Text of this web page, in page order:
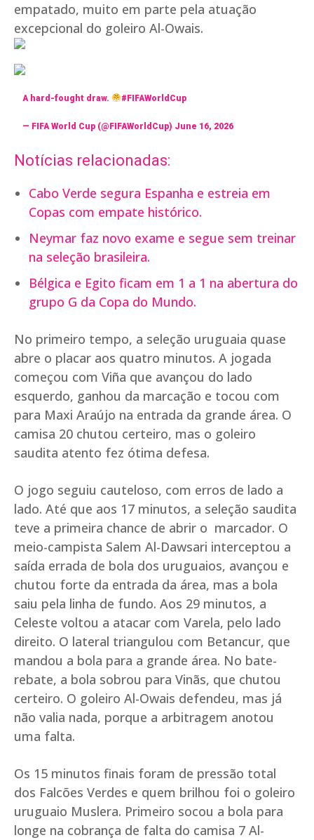
empatado, muito em parte pela atuação
excepcional do goleiro Al-Owais.
A hard-fought draw. #FIFAWorldCup
— FIFA World Cup (@FIFAWorldCup) June 16, 2026
Notícias relacionadas:
Cabo Verde segura Espanha e estreia em
Copas com empate histórico.
Neymar faz novo exame e segue sem treinar
na seleção brasileira.
Bélgica e Egito ficam em 1 a 1 na abertura do
grupo G da Copa do Mundo.
No primeiro tempo, a seleção uruguaia quase
abre o placar aos quatro minutos. A jogada
começou com Viña que avançou do lado
esquerdo, ganhou da marcação e tocou com
para Maxi Araújo na entrada da grande área. O
camisa 20 chutou certeiro, mas o goleiro
saudita atento fez ótima defesa.
O jogo seguiu cauteloso, com erros de lado a
lado. Até que aos 17 minutos, a seleção saudita
teve a primeira chance de abrir o marcador. O
meio-campista Salem Al-Dawsari interceptou a
saída errada de bola dos uruguaios, avançou e
chutou forte da entrada da área, mas a bola
saiu pela linha de fundo. Aos 29 minutos, a
Celeste voltou a atacar com Varela, pelo lado
direito. O lateral triangulou com Betancur, que
mandou a bola para a grande área. No bate-
rebate, a bola sobrou para Vinãs, que chutou
certeiro. O goleiro Al-Owais defendeu, mas já
não valia nada, porque a arbitragem anotou
uma falta.
Os 15 minutos finais foram de pressão total
dos Falcões Verdes e quem brilhou foi o goleiro
uruguaio Muslera. Primeiro socou a bola para
longe na cobrança de falta do camisa 7 Al-